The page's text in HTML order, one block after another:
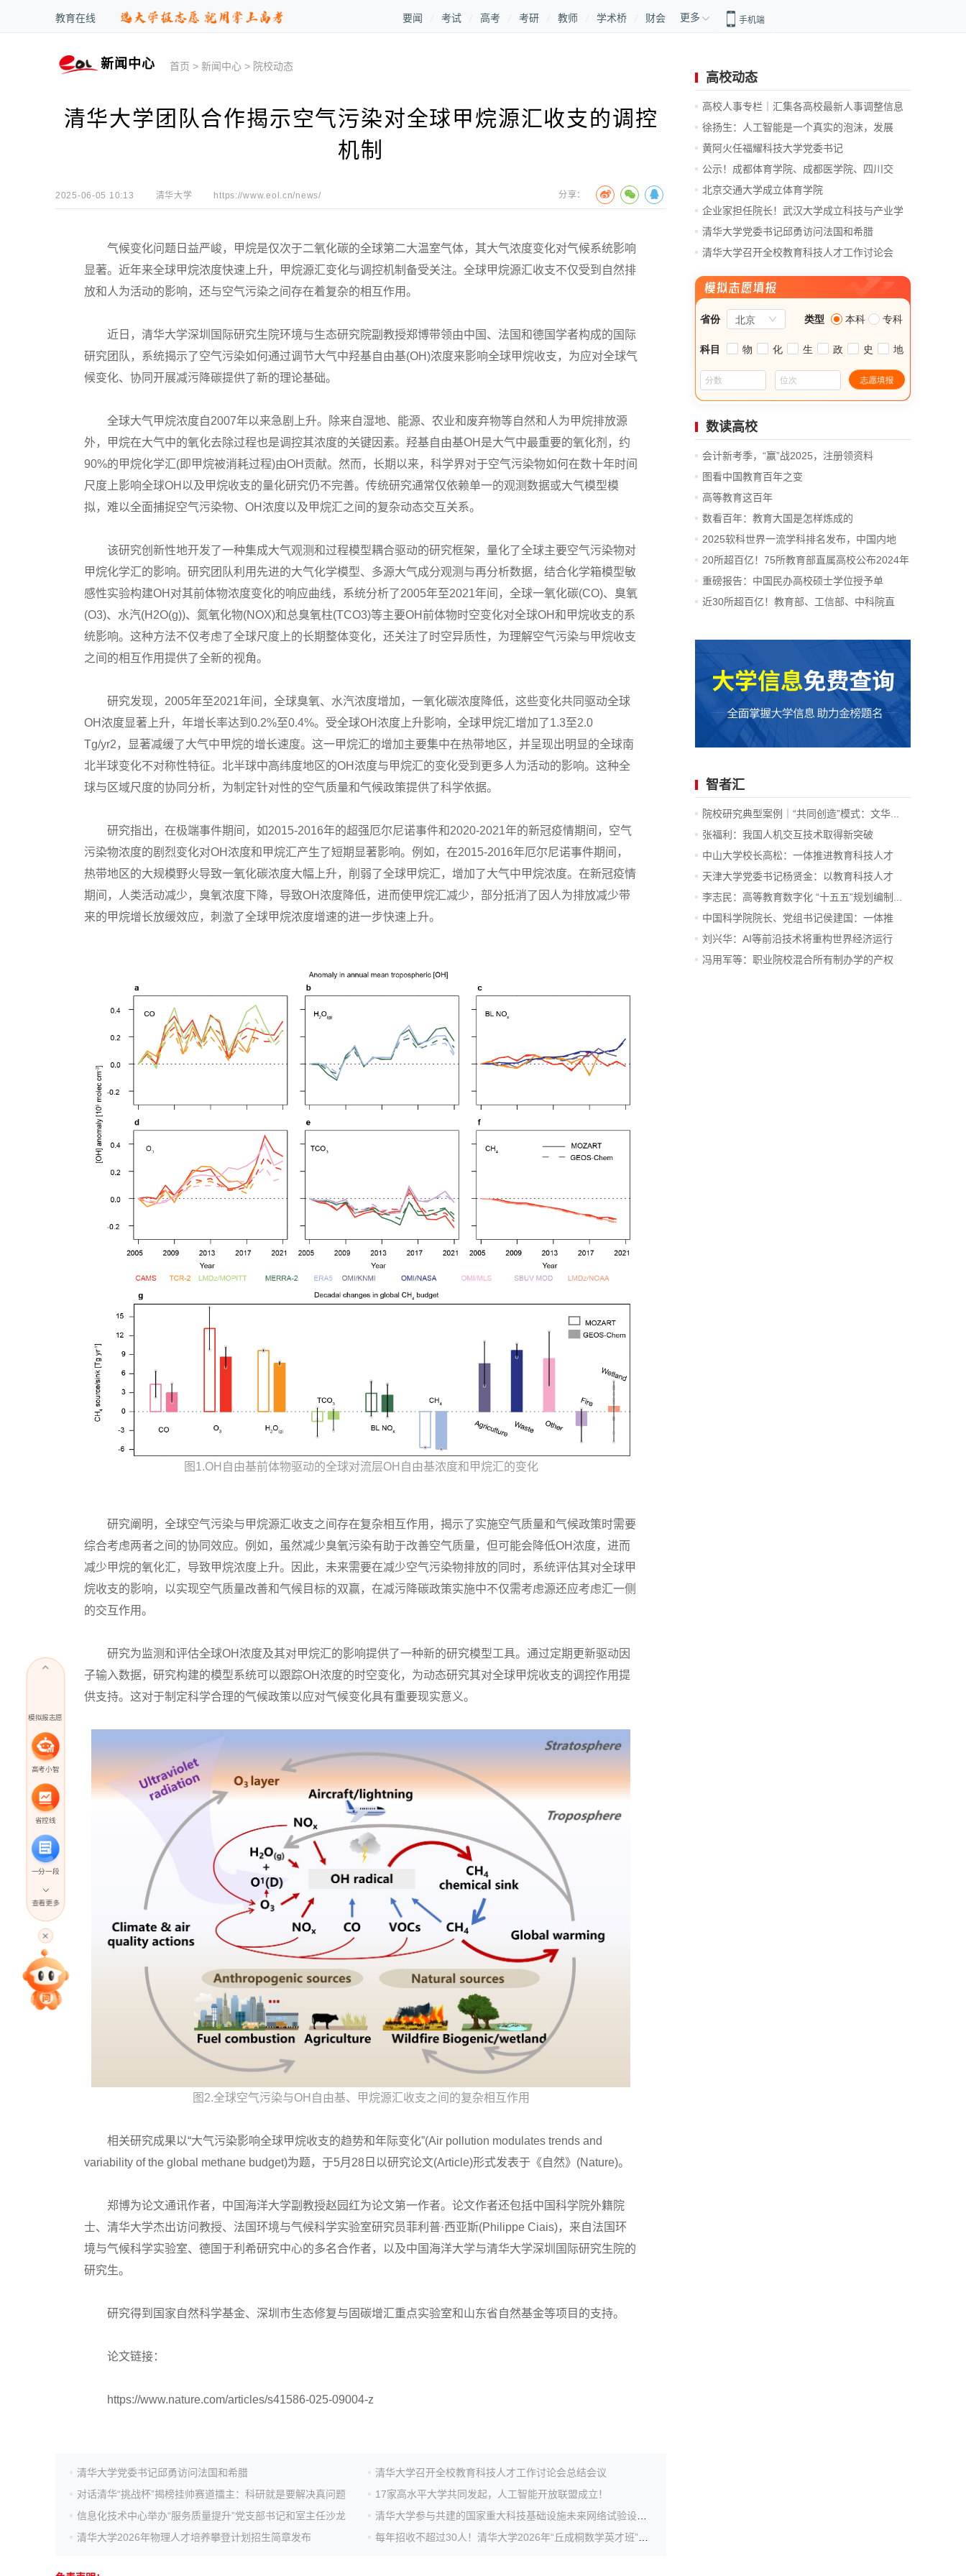
教育在线 要闻 考试 高考 考研 教师 学术桥 财会 更多 手机端
新闻中心 首页 >新闻中心 > 院校动态
清华大学团队合作揭示空气污染对全球甲烷源汇收支的调控
机制
2025-06-05 10:13 清华大学 https://www.eol.cn/news/ 分享：
气候变化问题日益严峻，甲烷是仅次于二氧化碳的全球第二大温室气体，其大气浓度变化对气候系统影响
显著。近年来全球甲烷浓度快速上升，甲烷源汇变化与调控机制备受关注。全球甲烷源汇收支不仅受到自然排
放和人为活动的影响，还与空气污染之间存在着复杂的相互作用。
近日，清华大学深圳国际研究生院环境与生态研究院副教授郑博带领由中国、法国和德国学者构成的国际
研究团队，系统揭示了空气污染如何通过调节大气中羟基自由基(OH)浓度来影响全球甲烷收支，为应对全球气
候变化、协同开展减污降碳提供了新的理论基础。
全球大气甲烷浓度自2007年以来急剧上升。除来自湿地、能源、农业和废弃物等自然和人为甲烷排放源
外，甲烷在大气中的氧化去除过程也是调控其浓度的关键因素。羟基自由基OH是大气中最重要的氧化剂，约
90%的甲烷化学汇(即甲烷被消耗过程)由OH贡献。然而，长期以来，科学界对于空气污染物如何在数十年时间
尺度上影响全球OH以及甲烷收支的量化研究仍不完善。传统研究通常仅依赖单一的观测数据或大气模型模
拟，难以全面捕捉空气污染物、OH浓度以及甲烷汇之间的复杂动态交互关系。
该研究创新性地开发了一种集成大气观测和过程模型耦合驱动的研究框架，量化了全球主要空气污染物对
甲烷化学汇的影响。研究团队利用先进的大气化学模型、多源大气成分观测与再分析数据，结合化学箱模型敏
感性实验构建OH对其前体物浓度变化的响应曲线，系统分析了2005年至2021年间，全球一氧化碳(CO)、臭氧
(O3)、水汽(H2O(g))、氮氧化物(NOX)和总臭氧柱(TCO3)等主要OH前体物时空变化对全球OH和甲烷收支的系
统影响。这种方法不仅考虑了全球尺度上的长期整体变化，还关注了时空异质性，为理解空气污染与甲烷收支
之间的相互作用提供了全新的视角。
研究发现，2005年至2021年间，全球臭氧、水汽浓度增加，一氧化碳浓度降低，这些变化共同驱动全球
OH浓度显著上升，年增长率达到0.2%至0.4%。受全球OH浓度上升影响，全球甲烷汇增加了1.3至2.0
Tg/yr2，显著减缓了大气中甲烷的增长速度。这一甲烷汇的增加主要集中在热带地区，并呈现出明显的全球南
北半球变化不对称性特征。北半球中高纬度地区的OH浓度与甲烷汇的变化受到更多人为活动的影响。这种全
球与区域尺度的协同分析，为制定针对性的空气质量和气候政策提供了科学依据。
研究指出，在极端事件期间，如2015-2016年的超强厄尔尼诺事件和2020-2021年的新冠疫情期间，空气
污染物浓度的剧烈变化对OH浓度和甲烷汇产生了短期显著影响。例如，在2015-2016年厄尔尼诺事件期间，
热带地区的大规模野火导致一氧化碳浓度大幅上升，削弱了全球甲烷汇，增加了大气中甲烷浓度。在新冠疫情
期间，人类活动减少，臭氧浓度下降，导致OH浓度降低，进而使甲烷汇减少，部分抵消了因人为排放减少带
来的甲烷增长放缓效应，刺激了全球甲烷浓度增速的进一步快速上升。
图1.OH自由基前体物驱动的全球对流层OH自由基浓度和甲烷汇的变化
研究阐明，全球空气污染与甲烷源汇收支之间存在复杂相互作用，揭示了实施空气质量和气候政策时需要
综合考虑两者之间的协同效应。例如，虽然减少臭氧污染有助于改善空气质量，但可能会降低OH浓度，进而
减少甲烷的氧化汇，导致甲烷浓度上升。因此，未来需要在减少空气污染物排放的同时，系统评估其对全球甲
烷收支的影响，以实现空气质量改善和气候目标的双赢，在减污降碳政策实施中不仅需考虑源还应考虑汇一侧
的交互作用。
研究为监测和评估全球OH浓度及其对甲烷汇的影响提供了一种新的研究模型工具。通过定期更新驱动因
子输入数据，研究构建的模型系统可以跟踪OH浓度的时空变化，为动态研究其对全球甲烷收支的调控作用提
供支持。这对于制定科学合理的气候政策以应对气候变化具有重要现实意义。
图2.全球空气污染与OH自由基、甲烷源汇收支之间的复杂相互作用
相关研究成果以“大气污染影响全球甲烷收支的趋势和年际变化”(Air pollution modulates trends and
variability of the global methane budget)为题，于5月28日以研究论文(Article)形式发表于《自然》(Nature)。
郑博为论文通讯作者，中国海洋大学副教授赵园红为论文第一作者。论文作者还包括中国科学院外籍院
士、清华大学杰出访问教授、法国环境与气候科学实验室研究员菲利普·西亚斯(Philippe Ciais)，来自法国环
境与气候科学实验室、德国于利希研究中心的多名合作者，以及中国海洋大学与清华大学深圳国际研究生院的
研究生。
研究得到国家自然科学基金、深圳市生态修复与固碳增汇重点实验室和山东省自然基金等项目的支持。
论文链接：
https://www.nature.com/articles/s41586-025-09004-z
清华大学党委书记邱勇访问法国和希腊
清华大学召开全校教育科技人才工作讨论会总结会议
对话清华“挑战杯”揭榜挂帅赛道擂主：科研就是要解决真问题
17家高水平大学共同发起，人工智能开放联盟成立！
信息化技术中心举办“服务质量提升”党支部书记和室主任沙龙
清华大学2026年物理人才培养攀登计划招生简章发布
高校动态
高校人事专栏｜汇集各高校最新人事调整信息
徐扬生：人工智能是一个真实的泡沫，发展
前...
黄阿火任福耀科技大学党委书记
公示！成都体育学院、成都医学院、四川交
通...
北京交通大学成立体育学院
企业家担任院长！武汉大学成立科技与产业学
院
清华大学党委书记邱勇访问法国和希腊
清华大学召开全校教育科技人才工作讨论会
模拟报志愿
高考小智
省控线
一分一段
高考直播
专家指导课
查看更多
数读高校
会计新考季，“赢”战2025，注册领资料
图看中国教育百年之变
高等教育这百年
数看百年：教育大国是怎样炼成的
2025软科世界一流学科排名发布，中国内地
14...
20所超百亿！75所教育部直属高校公布2024年
决算
重磅报告：中国民办高校硕士学位授予单
位、...
近30所超百亿！教育部、工信部、中科院直
智者汇
院校研究典型案例｜“共同创造”模式：文华...
张福利：我国人机交互技术取得新突破
中山大学校长高松：一体推进教育科技人才
发...
天津大学党委书记杨贤金：以教育科技人才
一...
李志民：高等教育数字化 “十五五”规划编制...
中国科学院院长、党组书记侯建国：一体推
进...
刘兴华：AI等前沿技术将重构世界经济运行
底...
冯用军等：职业院校混合所有制办学的产权